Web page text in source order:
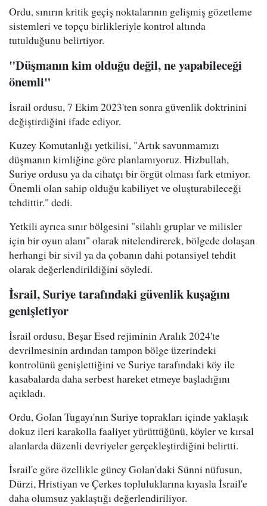
Ordu, sınırın kritik geçiş noktalarının gelişmiş gözetleme
sistemleri ve topçu birlikleriyle kontrol altında
tutulduğunu belirtiyor.
"Düşmanın kim olduğu değil, ne yapabileceği
önemli"
İsrail ordusu, 7 Ekim 2023'ten sonra güvenlik doktrinini
değiştirdiğini ifade ediyor.
Kuzey Komutanlığı yetkilisi, "Artık savunmamızı
düşmanın kimliğine göre planlamıyoruz. Hizbullah,
Suriye ordusu ya da cihatçı bir örgüt olması fark etmiyor.
Önemli olan sahip olduğu kabiliyet ve oluşturabileceği
tehdittir." dedi.
Yetkili ayrıca sınır bölgesini "silahlı gruplar ve milisler
için bir oyun alanı" olarak nitelendirerek, bölgede dolaşan
herhangi bir sivil ya da çobanın dahi potansiyel tehdit
olarak değerlendirildiğini söyledi.
İsrail, Suriye tarafındaki güvenlik kuşağını
genişletiyor
İsrail ordusu, Beşar Esed rejiminin Aralık 2024'te
devrilmesinin ardından tampon bölge üzerindeki
kontrolünü genişlettiğini ve Suriye tarafındaki köy ile
kasabalarda daha serbest hareket etmeye başladığını
açıkladı.
Ordu, Golan Tugayı'nın Suriye toprakları içinde yaklaşık
dokuz ileri karakolla faaliyet yürüttüğünü, köyler ve kırsal
alanlarda düzenli devriyeler gerçekleştirdiğini belirtti.
İsrail'e göre özellikle güney Golan'daki Sünni nüfusun,
Dürzi, Hristiyan ve Çerkes topluluklarına kıyasla İsrail'e
daha olumsuz yaklaştığı değerlendiriliyor.